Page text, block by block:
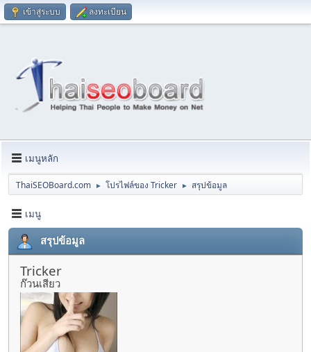
เข้าสู่ระบบ ลงทะเบียน
เมนูหลัก
ThaiSEOBoard.com ► โปรไฟล์ของ Tricker ► สรุปข้อมูล
เมนู
สรุปข้อมูล
Tricker
ก๊วนเสียว